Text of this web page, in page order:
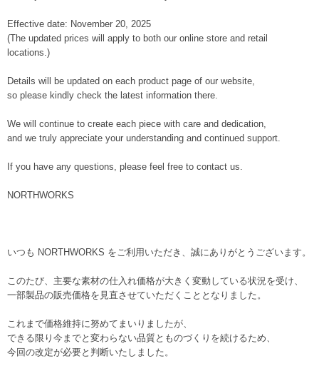
Effective date: November 20, 2025
(The updated prices will apply to both our online store and retail
locations.)
Details will be updated on each product page of our website,
so please kindly check the latest information there.
We will continue to create each piece with care and dedication,
and we truly appreciate your understanding and continued support.
If you have any questions, please feel free to contact us.
NORTHWORKS
いつも NORTHWORKS をご利用いただき、誠にありがとうございます。
このたび、主要な素材の仕入れ価格が大きく変動している状況を受け、
一部製品の販売価格を見直させていただくこととなりました。
これまで価格維持に努めてまいりましたが、
できる限り今までと変わらない品質とものづくりを続けるため、
今回の改定が必要と判断いたしました。